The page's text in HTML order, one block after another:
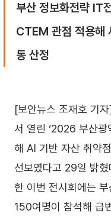
부산 정보화전략 IT
CTEM 관점 적용해
동 산정
[보안뉴스 조재호 기
서 열린 ‘2026 부산광
해 AI 기반 자산 취약
선보였다고 29일 밝혔
한 이번 전시회에는
150여명이 참석해 급